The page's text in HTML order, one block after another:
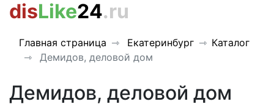
disLike24.ru
Главная страница Екатеринбург
Каталог
Демидов, деловой дом
Демидов, деловой дом